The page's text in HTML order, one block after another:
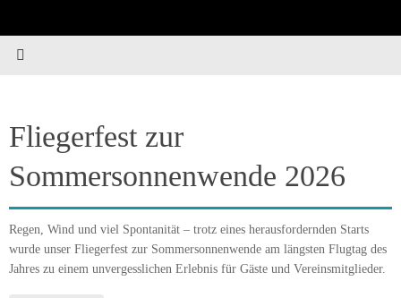
springen
Fliegerfest zur
Sommersonnenwende 2026
Regen, Wind und viel Spontanität – trotz eines herausfordernden Starts
wurde unser Fliegerfest zur Sommersonnenwende am längsten Flugtag des
Jahres zu einem unvergesslichen Erlebnis für Gäste und Vereinsmitglieder.